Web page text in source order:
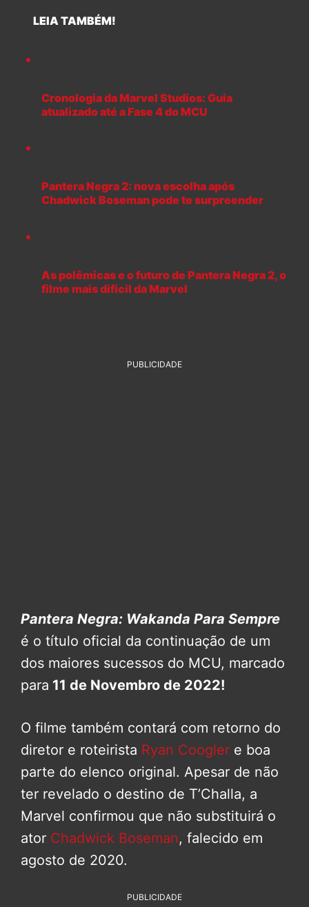
LEIA TAMBÉM!
Cronologia da Marvel Studios: Guia
atualizado até a Fase 4 do MCU
Pantera Negra 2: nova escolha após
Chadwick Boseman pode te surpreender
As polêmicas e o futuro de Pantera Negra 2, o
filme mais difícil da Marvel
PUBLICIDADE
Pantera Negra: Wakanda Para Sempre
é o título oficial da continuação de um
dos maiores sucessos do MCU, marcado
para 11 de Novembro de 2022!
O filme também contará com retorno do
diretor e roteirista Ryan Coogler e boa
parte do elenco original. Apesar de não
ter revelado o destino de T’Challa, a
Marvel confirmou que não substituirá o
ator Chadwick Boseman, falecido em
agosto de 2020.
PUBLICIDADE